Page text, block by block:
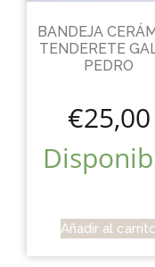
BANDEJA
TENDERETE
PEDRO
€25,00
Añadir al